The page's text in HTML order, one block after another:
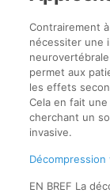
Contrairement
nécessiter une
permet aux
les effets
Cela en fait
cherchant un
invasive.
EN BREF La